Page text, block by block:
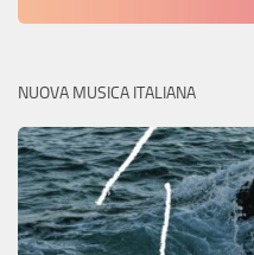
NUOVA MUSICA ITALIANA